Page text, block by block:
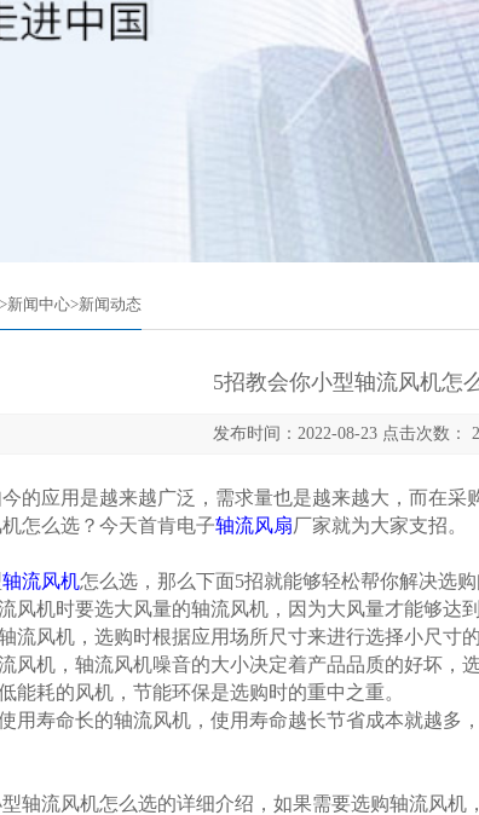
>新闻中心>新闻动态
5招教会你小型轴流风机怎
发布时间：2022-08-23 点击次数：
应用是越来越广泛，需求量也是越来越大，而在采
怎么选？今天首肯电子轴流风扇厂家就为大家支招。
轴流风机怎么选，那么下面5招就能够轻松帮你解决选购
机时要选大风量的轴流风机，因为大风量才能够达到
风机，选购时根据应用场所尺寸来进行选择小尺寸的
机，轴流风机噪音的大小决定着产品品质的好坏，选
耗的风机，节能环保是选购时的重中之重。
寿命长的轴流风机，使用寿命越长节省成本就越多
流风机怎么选的详细介绍，如果需要选购轴流风机